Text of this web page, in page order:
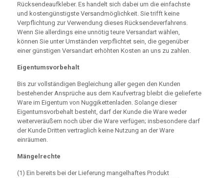
Rücksendeaufkleber. Es handelt sich dabei um die einfachste
und kostengünstigste Versandmöglichkeit. Sie trifft keine
Verpflichtung zur Verwendung dieses Rücksendeverfahrens.
Wenn Sie allerdings eine unnötig teure Versandart wählen,
können Sie unter Umständen verpflichtet sein, die gegenüber
einer günstigen Versandart erhöhten Kosten an uns zu zahlen.
Eigentumsvorbehalt
Bis zur vollständigen Begleichung aller gegen den Kunden
bestehender Ansprüche aus dem Kaufvertrag bleibt die gelieferte
Ware im Eigentum von Nuggikettenladen. Solange dieser
Eigentumsvorbehalt besteht, darf der Kunde die Ware weder
weiterveräußern noch über die Ware verfügen; insbesondere darf
der Kunde Dritten vertraglich keine Nutzung an der Ware
einräumen.
Mängelrechte
(1) Ein bereits bei der Lieferung mangelhaftes Produkt